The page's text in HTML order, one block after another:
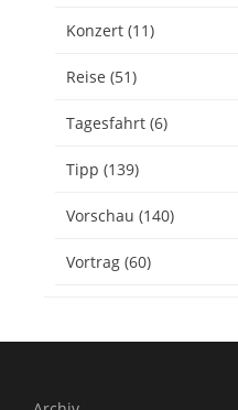
Konzert (11)
Reise (51)
Tagesfahrt (6)
Tipp (139)
Vorschau (140)
Vortrag (60)